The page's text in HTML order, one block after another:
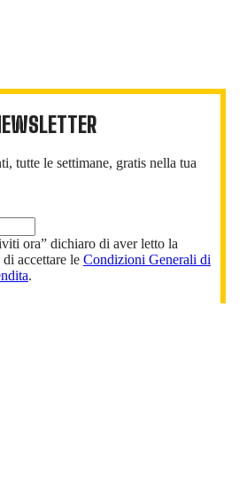
tutte le settimane, gratis nella tua
ora” dichiaro di aver letto la
di accettare le Condizioni Generali di
.